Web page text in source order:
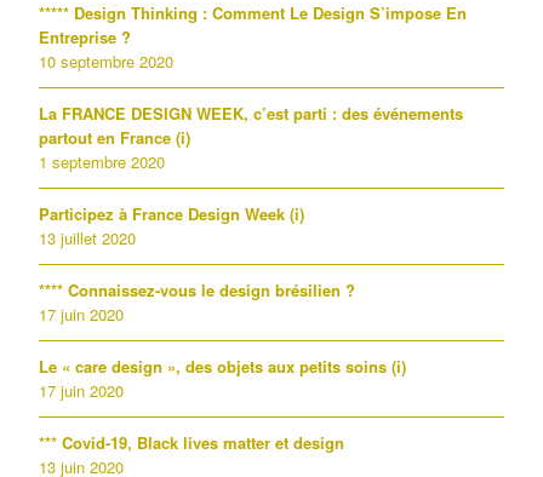
***** Design Thinking : Comment Le Design S’impose En
Entreprise ?
10 septembre 2020
La FRANCE DESIGN WEEK, c’est parti : des événements
partout en France (i)
1 septembre 2020
Participez à France Design Week (i)
13 juillet 2020
**** Connaissez-vous le design brésilien ?
17 juin 2020
Le « care design », des objets aux petits soins (i)
17 juin 2020
*** Covid-19, Black lives matter et design
13 juin 2020